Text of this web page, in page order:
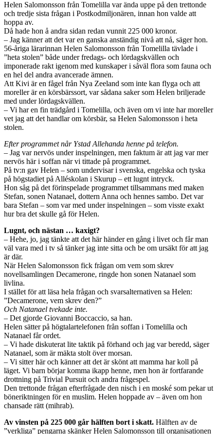
Helen Salomonsson från Tomelilla var ända uppe på den trettonde
och tredje sista frågan i Postkodmiljonären, innan hon valde att
hoppa av.
Då hade hon å andra sidan redan vunnit 225 000 kronor.
– Jag känner att det var en ganska anständig nivå att nå, säger hon.
56-åriga lärarinnan Helen Salomonsson från Tomelilla tävlade i
”heta stolen” både under fredags- och lördagskvällen och
imponerade rakt igenom med kunskaper i såväl flora som fauna och
en hel del andra avancerade ämnen.
Att Kivi är en fågel från Nya Zeeland som inte kan flyga och att
moreller är en körsbärssort, var sådana saker som Helen briljerade
med under lördagskvällen.
– Vi har en fin trädgård i Tomelilla, och även om vi inte har moreller
vet jag att det handlar om körsbär, sa Helen Salomonsson i heta
stolen.
Efter programmet når Ystad Allehanda henne på telefon.
– Jag var nervös under inspelningen, men faktum är att jag var mer
nervös här i soffan när vi tittade på programmet.
På tv:n gav Helen – som undervisar i svenska, engelska och tyska
på högstadiet på Alléskolan i Skurup – ett lugnt intryck.
Hon såg på det förinspelade programmet tillsammans med maken
Stefan, sonen Natanael, dottern Anna och hennes sambo. Det var
bara Stefan – som var med under inspelningen – som visste exakt
hur bra det skulle gå för Helen.
Lugnt, och nästan … kaxigt?
– Hehe, jo, jag tänkte att det här händer en gång i livet och får man
väl vara med i tv så tänker jag inte sitta och be om ursäkt för att jag
är där.
När Helen Salomonsson fick frågan om vem som skrev
novellsamlingen Decamerone, ringde hon sonen Natanael som
livlina.
I stället för att läsa hela frågan och svarsalternativen sa Helen:
”Decamerone, vem skrev den?”
Och Natanael tvekade inte.
– Det gjorde Giovanni Boccaccio, sa han.
Helen sätter på högtalartelefonen från soffan i Tomelilla och
Natanael får ordet.
– Vi hade diskuterat lite taktik på förhand och jag var beredd, säger
Natanael, som är mäkta stolt över morsan.
– Vi sitter här och känner att det är skönt att mamma har koll på
läget. Vi barn börjar komma ikapp henne, men hon är fortfarande
drottning på Trivial Pursuit och andra frågespel.
Den trettonde frågan efterfrågade den nisch i en moské som pekar ut
böneriktningen för en muslim. Helen hoppade av – även om hon
chansade rätt (mihrab).
Av vinsten på 225 000 går hälften bort i skatt. Hälften av de
”verkliga” pengarna skänker Helen Salomonsson till organisationen